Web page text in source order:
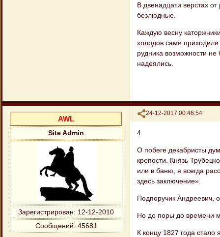
В двенадцати верстах
безлюдные.
Каждую весну
холодов сами приходили
рудника возможности
надеялись.
Поделиться
24-12-2017 00:46:54
AWL
Site Admin
Зарегистрирован: 12-12-2010
Сообщений: 45681
4
О побеге декабристы
крепости. Князь
или в ба​ню, я всегда
здесь заключение».
Подпоручик Андреевич,
Но до поры до времени
К концу 1827 года